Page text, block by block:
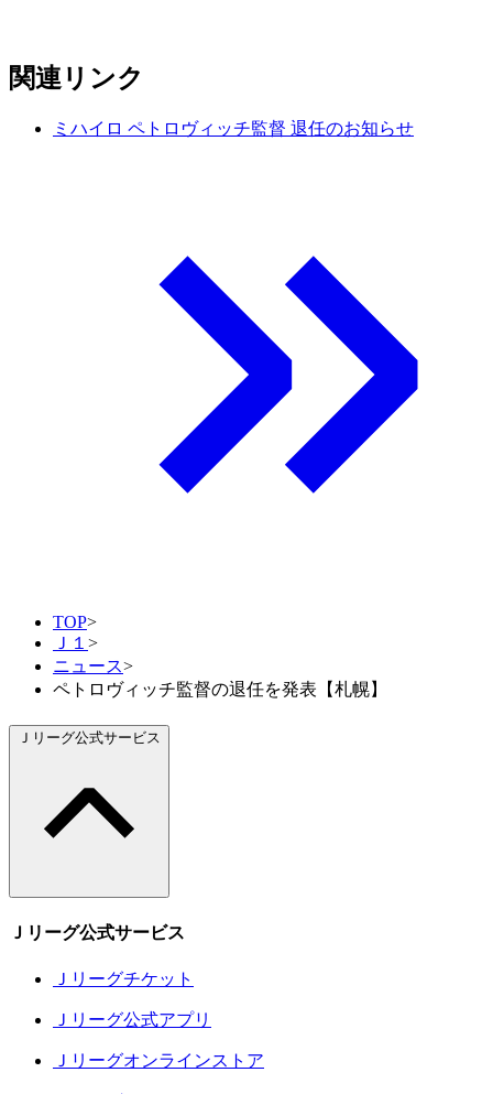
関連リンク
ミハイロ ペトロヴィッチ監督 退任のお知らせ
TOP>
Ｊ１ >
ニュース>
ペトロヴィッチ監督の退任を発表【札幌】
Ｊリーグ公式サービス
Ｊリーグ公式サービス
Ｊリーグチケット
Ｊリーグ公式アプリ
Ｊリーグオンラインストア